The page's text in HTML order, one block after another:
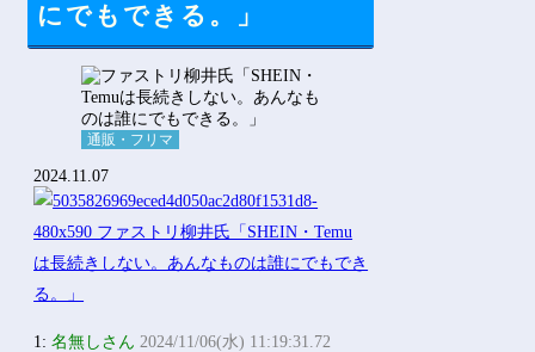
にでもできる。」
通販・フリマ
2024.11.07
1:名無しさん 2024/11/06(水) 11:19:31.72